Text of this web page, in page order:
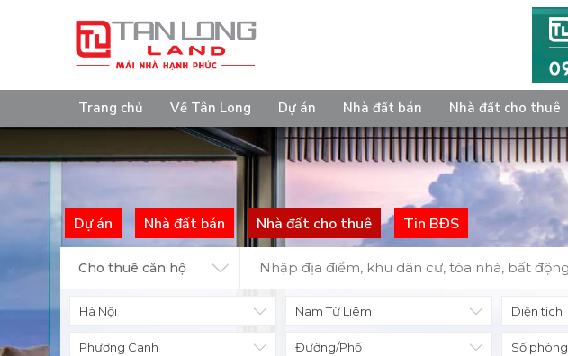
Trang chủ Về Tân Long Dự án Nhà đất bán Nhà đất cho thuê
Dự án Nhà đất bán Nhà đất cho thuê Tin BĐS
Cho thuê căn hộ
Diện tích
Số phòng